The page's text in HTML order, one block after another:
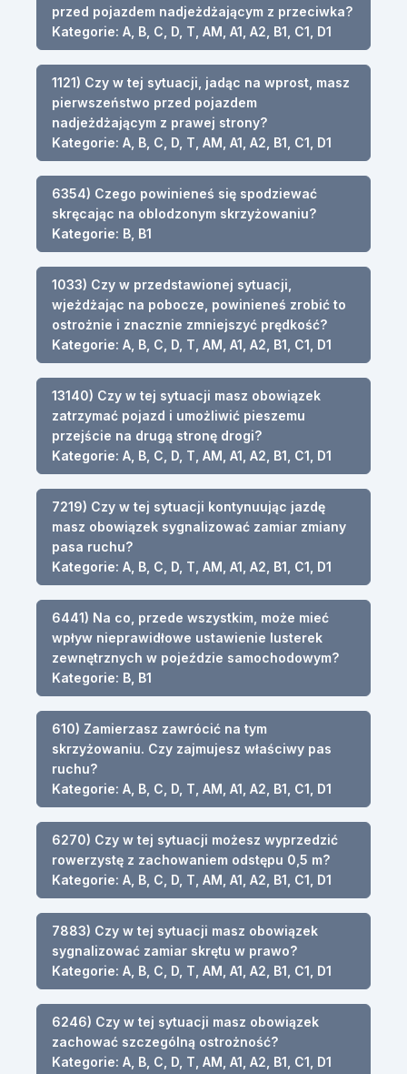
przed pojazdem nadjeżdżającym z przeciwka?
Kategorie: A, B, C, D, T, AM, A1, A2, B1, C1, D1
1121) Czy w tej sytuacji, jadąc na wprost, masz
pierwszeństwo przed pojazdem
nadjeżdżającym z prawej strony?
Kategorie: A, B, C, D, T, AM, A1, A2, B1, C1, D1
6354) Czego powinieneś się spodziewać
skręcając na oblodzonym skrzyżowaniu?
Kategorie: B, B1
1033) Czy w przedstawionej sytuacji,
wjeżdżając na pobocze, powinieneś zrobić to
ostrożnie i znacznie zmniejszyć prędkość?
Kategorie: A, B, C, D, T, AM, A1, A2, B1, C1, D1
13140) Czy w tej sytuacji masz obowiązek
zatrzymać pojazd i umożliwić pieszemu
przejście na drugą stronę drogi?
Kategorie: A, B, C, D, T, AM, A1, A2, B1, C1, D1
7219) Czy w tej sytuacji kontynuując jazdę
masz obowiązek sygnalizować zamiar zmiany
pasa ruchu?
Kategorie: A, B, C, D, T, AM, A1, A2, B1, C1, D1
6441) Na co, przede wszystkim, może mieć
wpływ nieprawidłowe ustawienie lusterek
zewnętrznych w pojeździe samochodowym?
Kategorie: B, B1
610) Zamierzasz zawrócić na tym
skrzyżowaniu. Czy zajmujesz właściwy pas
ruchu?
Kategorie: A, B, C, D, T, AM, A1, A2, B1, C1, D1
6270) Czy w tej sytuacji możesz wyprzedzić
rowerzystę z zachowaniem odstępu 0,5 m?
Kategorie: A, B, C, D, T, AM, A1, A2, B1, C1, D1
7883) Czy w tej sytuacji masz obowiązek
sygnalizować zamiar skrętu w prawo?
Kategorie: A, B, C, D, T, AM, A1, A2, B1, C1, D1
6246) Czy w tej sytuacji masz obowiązek
zachować szczególną ostrożność?
Kategorie: A, B, C, D, T, AM, A1, A2, B1, C1, D1